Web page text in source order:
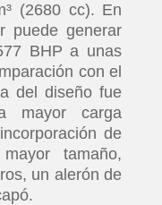
(2680 cc). En
puede generar
BHP a unas
con el
del diseño fue
mayor carga
de
tamaño,
un alerón de